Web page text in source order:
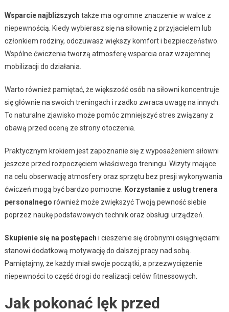
Wsparcie najbliższych także ma ogromne znaczenie w walce z
niepewnością. Kiedy wybierasz się na siłownię z przyjacielem lub
członkiem rodziny, odczuwasz większy komfort i bezpieczeństwo.
Wspólne ćwiczenia tworzą atmosferę wsparcia oraz wzajemnej
mobilizacji do działania.
Warto również pamiętać, że większość osób na siłowni koncentruje
się głównie na swoich treningach i rzadko zwraca uwagę na innych.
To naturalne zjawisko może pomóc zmniejszyć stres związany z
obawą przed oceną ze strony otoczenia.
Praktycznym krokiem jest zapoznanie się z wyposażeniem siłowni
jeszcze przed rozpoczęciem właściwego treningu. Wizyty mające
na celu obserwację atmosfery oraz sprzętu bez presji wykonywania
ćwiczeń mogą być bardzo pomocne.
Korzystanie z usług trenera
personalnego również może zwiększyć Twoją pewność siebie
poprzez naukę podstawowych technik oraz obsługi urządzeń.
Skupienie się na postępach i cieszenie się drobnymi osiągnięciami
stanowi dodatkową motywację do dalszej pracy nad sobą.
Pamiętajmy, że każdy miał swoje początki, a przezwyciężenie
niepewności to część drogi do realizacji celów fitnessowych.
Jak pokonać lęk przed